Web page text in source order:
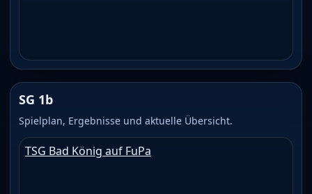
SG 1b
Spielplan, Ergebnisse und aktuelle Übersicht.
TSG Bad König auf FuPa